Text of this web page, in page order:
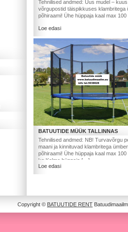
Tehnilised andmed: Uus mudel –
võrgupostid täispikkuses klambritega
põhiraami! Ühe hüppaja kaal max
Loe edasi
BATUUTIDE MÜÜK TALLINNAS
Tehnilised andmed: NB! Turvavõrgu
maani ja kinnituvad klambritega ümber
põhiraami! Ühe hüppaja kaal max 100
kg.Kolme hüppaja […]
Loe edasi
Copyright © BATUUTIDE RENT